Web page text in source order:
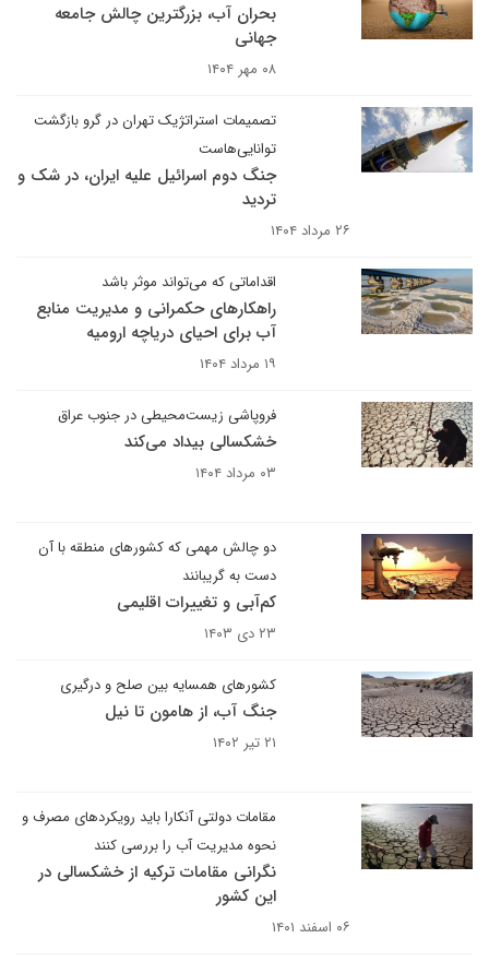
بحران آب، بزرگترین چالش جامعه
جهانی
۰۸ مهر ۱۴۰۴
تصمیمات استراتژیک تهران در گرو بازگشت
توانایی‌هاست
جنگ دوم اسرائیل علیه ایران، در شک و
تردید
۲۶ مرداد ۱۴۰۴
اقداماتی که می‌تواند موثر باشد
راهکارهای حکمرانی و مدیریت منابع
آب برای احیای دریاچه ارومیه
۱۹ مرداد ۱۴۰۴
فروپاشی زیست‌محیطی در جنوب عراق
خشکسالی بیداد می‌کند
۰۳ مرداد ۱۴۰۴
دو چالش مهمی که کشورهای منطقه با آن
دست به گریبانند
کم‌آبی و تغییرات اقلیمی
۲۳ دی ۱۴۰۳
کشورهای همسایه بین صلح و درگیری
جنگ آب، از هامون تا نیل
۲۱ تیر ۱۴۰۲
مقامات دولتی آنکارا باید رویکردهای مصرف و
نحوه مدیریت آب را بررسی کنند
نگرانی مقامات ترکیه از خشکسالی در
این کشور
۰۶ اسفند ۱۴۰۱